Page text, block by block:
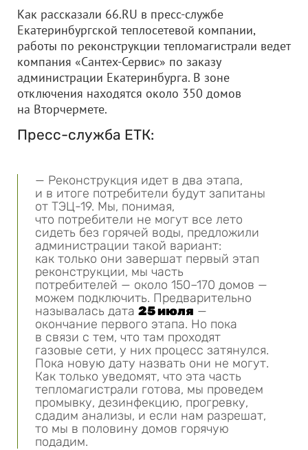
Как рассказали 66.RU в пресс-службе
Екатеринбургской теплосетевой компании,
работы по реконструкции тепломагистрали ведет
компания «Сантех-Сервис» по заказу
администрации Екатеринбурга. В зоне
отключения находятся около 350 домов
на Вторчермете.
Пресс-служба ЕТК:
— Реконструкция идет в два этапа,
и в итоге потребители будут запитаны
от ТЭЦ-19. Мы, понимая,
что потребители не могут все лето
сидеть без горячей воды, предложили
администрации такой вариант:
как только они завершат первый этап
реконструкции, мы часть
потребителей — около 150–170 домов —
можем подключить. Предварительно
называлась дата 25 июля —
окончание первого этапа. Но пока
в связи с тем, что там проходят
газовые сети, у них процесс затянулся.
Пока новую дату назвать они не могут.
Как только уведомят, что эта часть
тепломагистрали готова, мы проведем
промывку, дезинфекцию, прогревку,
сдадим анализы, и если нам разрешат,
то мы в половину домов горячую
подадим.